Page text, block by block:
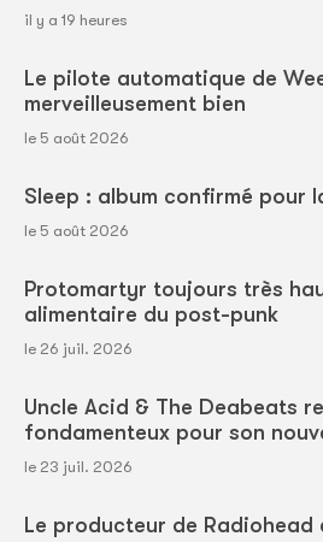
il y a 19 heures
Le pilote automatique de
merveilleusement bien
le 5 août 2026
Sleep : album confirmé pour
le 5 août 2026
Protomartyr toujours très
alimentaire du post-punk
le 26 juil. 2026
Uncle Acid & The Deabeats
fondamenteux pour son
le 23 juil. 2026
Le producteur de Radiohead